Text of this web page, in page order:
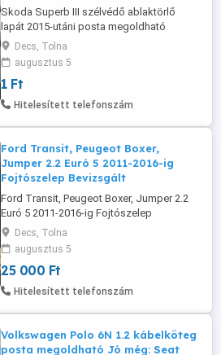
Skoda Superb III szélvédő ablaktörlő
lapát 2015-utáni posta megoldható
Decs, Tolna
augusztus 5
1 Ft
Hitelesített telefonszám
Ford Transit, Peugeot Boxer,
Jumper 2.2 Euró 5 2011-2016-ig
Fojtószelep Bevizsgált
Ford Transit, Peugeot Boxer, Jumper 2.2
Euró 5 2011-2016-ig Fojtószelep
Bevizsgált Kevés kilométerrel kizárólag
telefonon érdeklődjön bk2q-9E926-ac
Decs, Tolna
augusztus 5
25 000 Ft
Hitelesített telefonszám
Volkswagen Polo 6N 1.2 kábelköteg
posta megoldható Jó még: Seat